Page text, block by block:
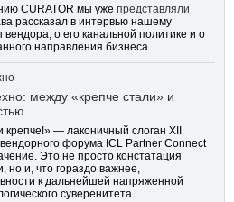
CURATOR мы уже представляли
рассказал в интервью нашему
о его канальной политике и о
направления бизнеса …
между «крепче стали» и
крепче!» — лаконичный слоган XII
форума ICL Partner Connect
Это не просто констатация
но и, что гораздо важнее,
к дальнейшей напряженной
суверенитета.